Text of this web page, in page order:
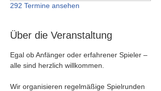
292 Termine ansehen
Über die Veranstaltung
Egal ob Anfänger oder erfahrener Spieler –
alle sind herzlich willkommen.
Wir organisieren regelmäßige Spielrunden